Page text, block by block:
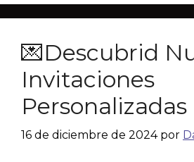
💌Descubrid
Invitaciones
Personalizadas
16 de diciembre de 2024 por